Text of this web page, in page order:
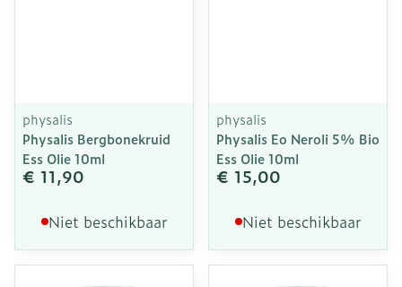
physalis
Physalis Bergbonekruid
Ess Olie 10ml
€ 11,90
Niet beschikbaar
physalis
Physalis Eo Neroli 5% Bio
Ess Olie 10ml
€ 15,00
Niet beschikbaar